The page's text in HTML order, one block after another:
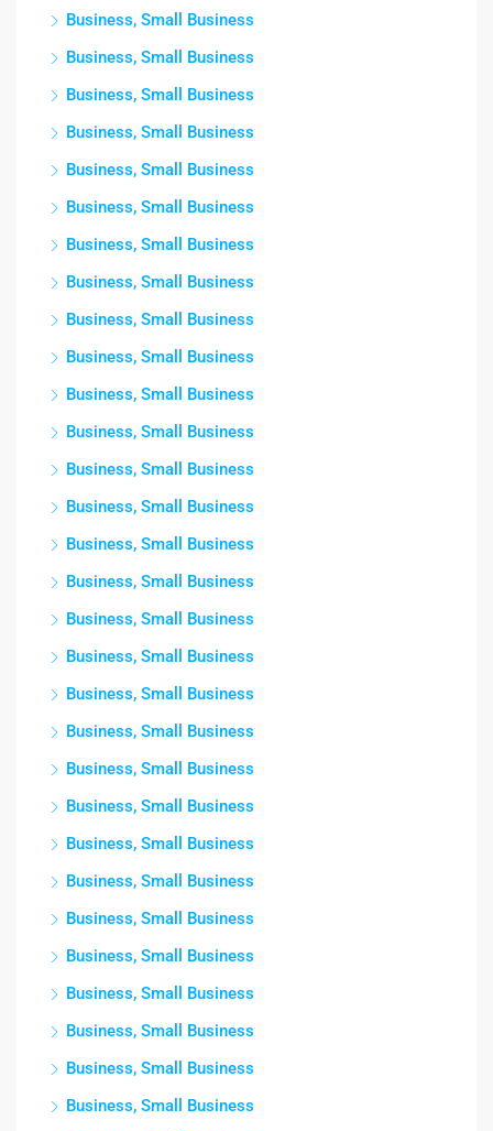
Business, Small Business
Business, Small Business
Business, Small Business
Business, Small Business
Business, Small Business
Business, Small Business
Business, Small Business
Business, Small Business
Business, Small Business
Business, Small Business
Business, Small Business
Business, Small Business
Business, Small Business
Business, Small Business
Business, Small Business
Business, Small Business
Business, Small Business
Business, Small Business
Business, Small Business
Business, Small Business
Business, Small Business
Business, Small Business
Business, Small Business
Business, Small Business
Business, Small Business
Business, Small Business
Business, Small Business
Business, Small Business
Business, Small Business
Business, Small Business